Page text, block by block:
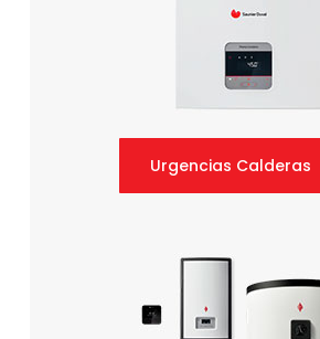
Urgencias Calderas